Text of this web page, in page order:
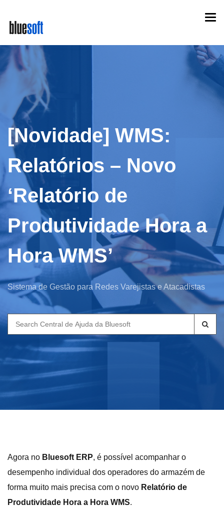
main
content
[Novidade] WMS:
Relatórios – Novo
‘Relatório de
Produtividade Hora a
Hora WMS’
Sistema de Gestão para Redes Varejistas e Atacadistas
Search
for:
Agora no Bluesoft ERP, é possível acompanhar o
desempenho individual dos operadores do armazém de
forma muito mais precisa com o novo Relatório de
Produtividade Hora a Hora WMS.